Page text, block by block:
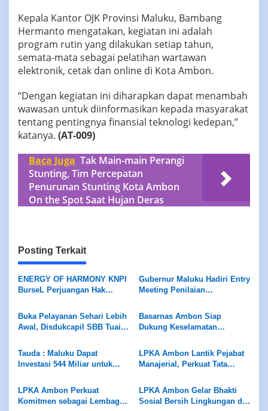
Kepala Kantor OJK Provinsi Maluku, Bambang
Hermanto mengatakan, kegiatan ini adalah
program rutin yang dilakukan setiap tahun,
semata-mata sebagai pelatihan wartawan
elektronik, cetak dan online di Kota Ambon.
“Dengan kegiatan ini diharapkan dapat menambah
wawasan untuk diinformasikan kepada masyarakat
tentang pentingnya finansial teknologi kedepan,”
katanya. (AT-009)
Baca Juga Tak Main-main Perangi
Stunting, Tim Percepatan
Penurunan Stunting Kota Ambon
On the Spot Saat Hujan Deras
Posting Terkait
ENERGY OF HARMONY KNPI
BurseL Perjuangan Hak
Gubernur Maluku Hadiri Entry
Meeting Penilaian
RI
Buka Pelayanan Sehari Lebih
Awal, Disdukcapil SBB Tuai
Maluku
Basarnas Ambon Siap
Dukung Keselamatan
Diminta Perhatikan Fasilitas
Penunjang
Tauda : Maluku Dapat
Investasi 544 Miliar untuk
LPKA Ambon Lantik Pejabat
Manajerial, Perkuat Tata
LPKA Ambon Perkuat
Komitmen sebagai Lembaga
LPKA Ambon Gelar Bhakti
Sosial Bersih Lingkungan di